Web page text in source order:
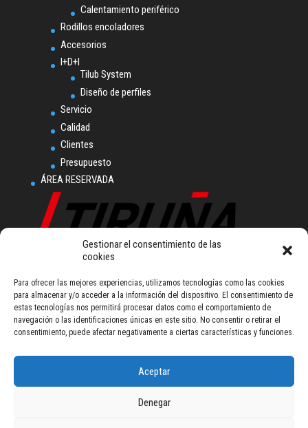
Gestionar el consentimiento de las
cookies
Para ofrecer las mejores experiencias, utilizamos tecnologías como las cookies
para almacenar y/o acceder a la información del dispositivo. El consentimiento de
estas tecnologías nos permitirá procesar datos como el comportamiento de
navegación o las identificaciones únicas en este sitio. No consentir o retirar el
consentimiento, puede afectar negativamente a ciertas características y funciones.
Aceptar
Denegar
Calentamiento periférico
Rodillos encoladores
Accesorios
I+D+I
Tilub System
Diseño de perfiles
Servicio
Calidad
Clientes
Presupuesto
ÁREA RESERVADA
Tiruña, S.L.U.
Polígono Industrial
Ampliación Comarca I.
Calle L nº 2
31160 Orkoien (Navarra) - Spain
talleresiruna@tiruna.com